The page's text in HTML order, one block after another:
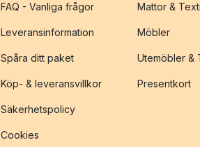
FAQ - Vanliga frågor
Leveransinformation
Spåra ditt paket
Köp- & leveransvillkor
Säkerhetspolicy
Cookies
Mattor &
Möbler
Utemöbler &
Presentkort